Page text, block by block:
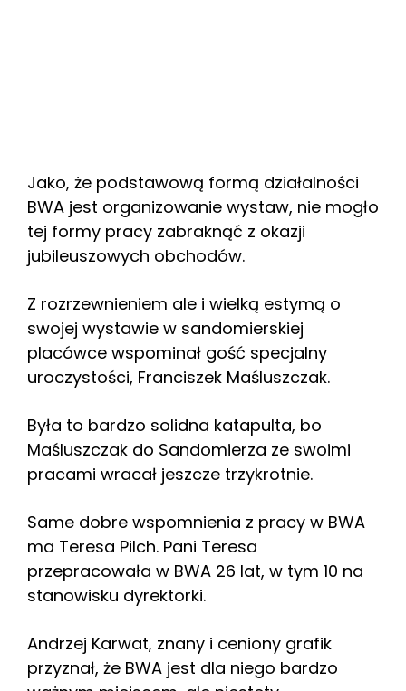
Jako, że podstawową formą działalności
BWA jest organizowanie wystaw, nie mogło
tej formy pracy zabraknąć z okazji
jubileuszowych obchodów.
Z rozrzewnieniem ale i wielką estymą o
swojej wystawie w sandomierskiej
placówce wspominał gość specjalny
uroczystości, Franciszek Maśluszczak.
Była to bardzo solidna katapulta, bo
Maśluszczak do Sandomierza ze swoimi
pracami wracał jeszcze trzykrotnie.
Same dobre wspomnienia z pracy w BWA
ma Teresa Pilch. Pani Teresa
przepracowała w BWA 26 lat, w tym 10 na
stanowisku dyrektorki.
Andrzej Karwat, znany i ceniony grafik
przyznał, że BWA jest dla niego bardzo